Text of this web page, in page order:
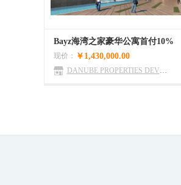
Bayz海湾之家豪华公寓首付10%
现价： ￥1,430,000.00